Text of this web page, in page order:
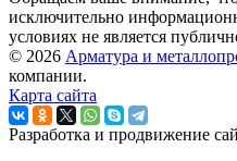
исключительно
условиях не является
© 2026 Арматура и
компании.
Карта сайта
Разработка и продвижение